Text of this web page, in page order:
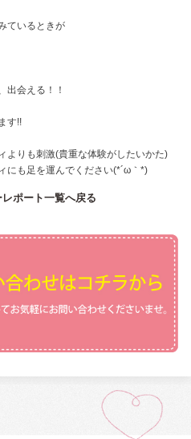
ているときが
出会える！！
す!!
よりも刺激(貴重な体験がしたいかた)
にも足を運んでください(*´ω｀*)
ポート一覧へ戻る